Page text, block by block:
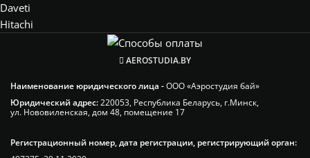
Daveti
Hitachi
AEROSTUDIA.BY
Наименование юридического лица -ООО «Аэростудия бай»
Юридический адрес:220053, Республика Беларусь, г.Минск,
ул. Нововиленская, дом 48, помещение 17
Регистрационный номер, дата регистрации, регистрирующий орган: